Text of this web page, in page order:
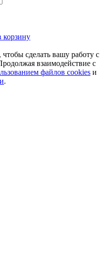
корзину
сделать вашу работу с
взаимодействие с
файлов cookies и
.